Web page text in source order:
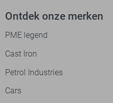
Ontdek onze merken
PME legend
Cast Iron
Petrol Industries
Cars